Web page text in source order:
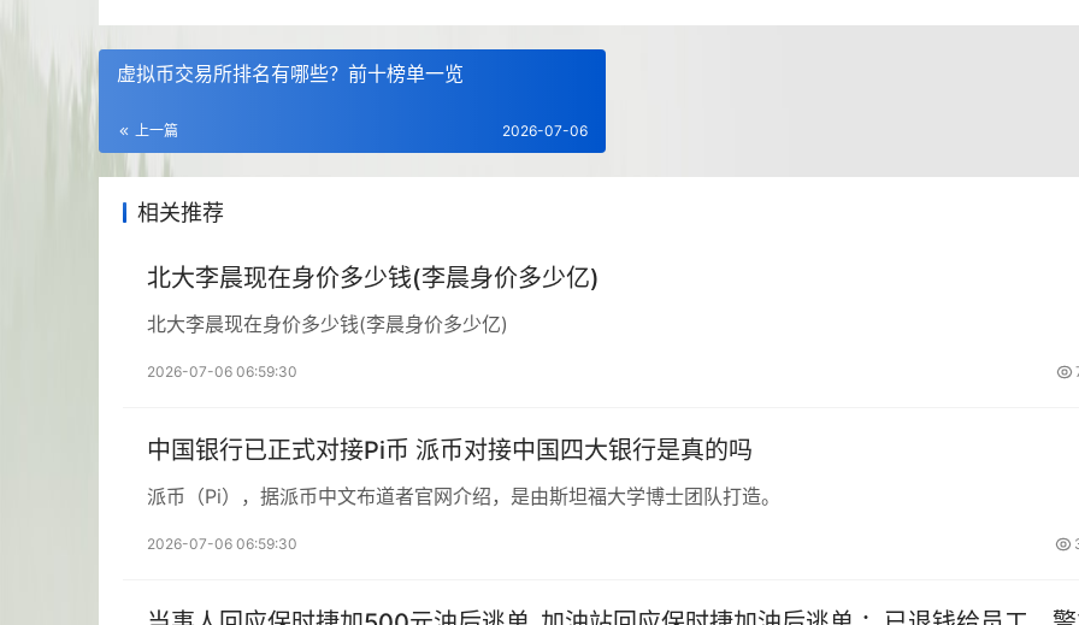
虚拟币交易所排名有哪些？前十榜单一览
上一篇 2026-07-06
相关推荐
北大李晨现在身价多少钱(李晨身价多少亿)
北大李晨现在身价多少钱(李晨身价多少亿)
2026-07-06 06:59:30
中国银行已正式对接Pi币 派币对接中国四大银行是真的吗
派币（Pi），据派币中文布道者官网介绍，是由斯坦福大学博士团队打造。
2026-07-06 06:59:30